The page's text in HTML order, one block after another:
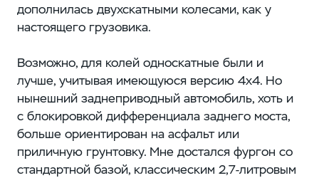
дополнилась двухскатными колесами, как у
настоящего грузовика.
Возможно, для колей односкатные были и
лучше, учитывая имеющуюся версию 4х4. Но
нынешний заднеприводный автомобиль, хоть и
с блокировкой дифференциала заднего моста,
больше ориентирован на асфальт или
приличную грунтовку. Мне достался фургон со
стандартной базой, классическим 2,7-литровым